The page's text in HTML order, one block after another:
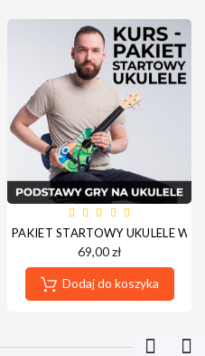
DO UKULELE
PAKIET STARTOWY UKULELE
69,00 zł
Dodaj do koszyka